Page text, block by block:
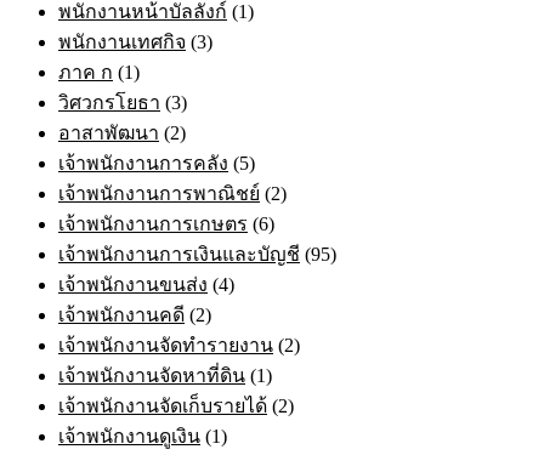
พนักงานหน้าบัลลังก์ (1)
พนักงานเทศกิจ (3)
ภาค ก (1)
วิศวกรโยธา (3)
อาสาพัฒนา (2)
เจ้าพนักงานการคลัง (5)
เจ้าพนักงานการพาณิชย์ (2)
เจ้าพนักงานการเกษตร (6)
เจ้าพนักงานการเงินและบัญชี (95)
เจ้าพนักงานขนส่ง (4)
เจ้าพนักงานคดี (2)
เจ้าพนักงานจัดทำรายงาน (2)
เจ้าพนักงานจัดหาที่ดิน (1)
เจ้าพนักงานจัดเก็บรายได้ (2)
เจ้าพนักงานดูเงิน (1)